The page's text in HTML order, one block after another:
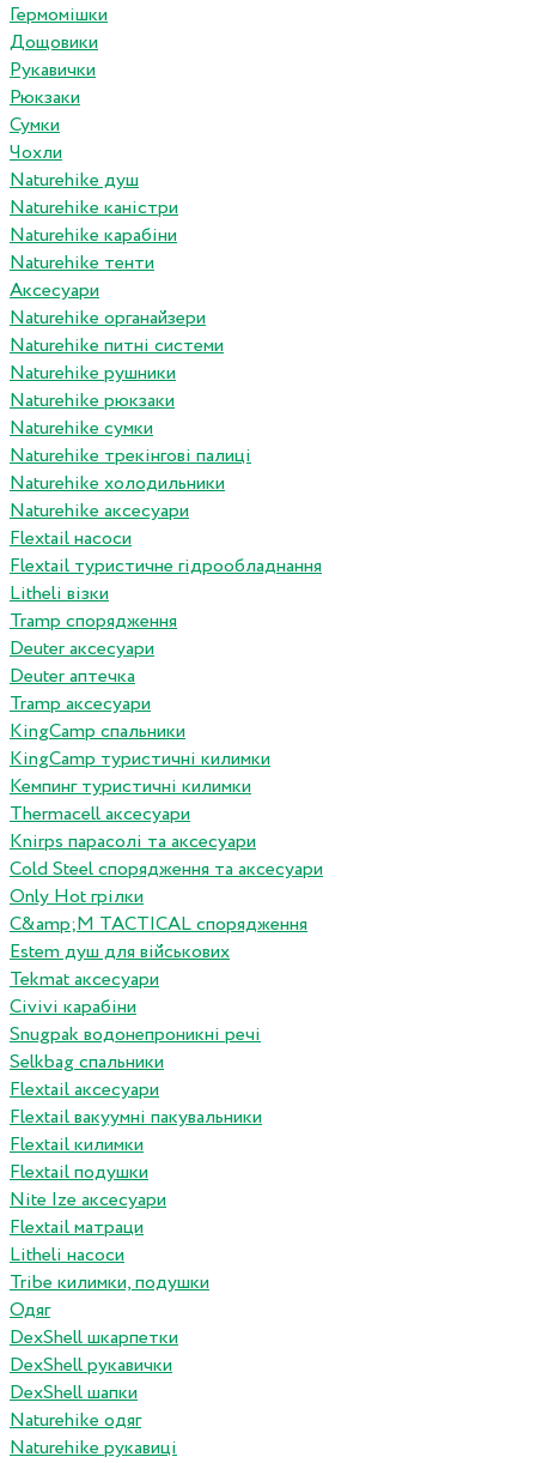
Гермомішки
Дощовики
Рукавички
Рюкзаки
Сумки
Чохли
Naturehike душ
Naturehike каністри
Naturehike карабіни
Naturehike тенти
Аксесуари
Naturehike органайзери
Naturehike питні системи
Naturehike рушники
Naturehike рюкзаки
Naturehike сумки
Naturehike трекінгові палиці
Naturehike холодильники
Naturehike аксесуари
Flextail насоси
Flextail туристичне гідрообладнання
Litheli візки
Tramp спорядження
Deuter аксесуари
Deuter аптечка
Tramp аксесуари
KingCamp спальники
KingCamp туристичні килимки
Кемпинг туристичні килимки
Thermacell аксесуари
Knirps парасолі та аксесуари
Cold Steel спорядження та аксесуари
Only Hot грілки
C&amp;M TACTICAL спорядження
Estem душ для військових
Tekmat аксесуари
Сivivi карабіни
Snugpak водонепроникні речі
Selkbag спальники
Flextail аксесуари
Flextail вакуумні пакувальники
Flextail килимки
Flextail подушки
Nite Ize аксесуари
Flextail матраци
Litheli насоси
Tribe килимки, подушки
Одяг
DexShell шкарпетки
DexShell рукавички
DexShell шапки
Naturehike одяг
Naturehike рукавиці